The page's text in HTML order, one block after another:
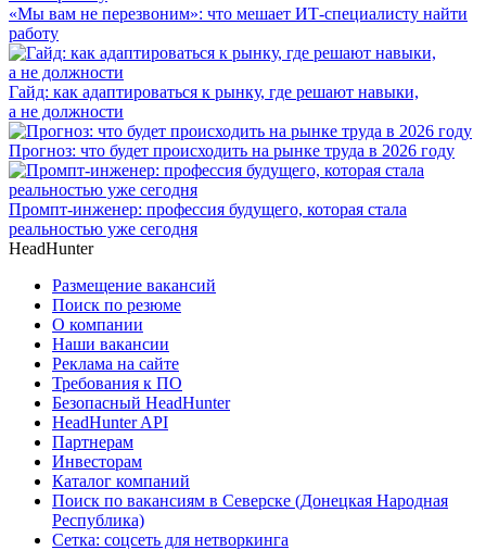
«Мы вам не перезвоним»: что мешает ИТ-специалисту найти
работу
Гайд: как адаптироваться к рынку, где решают навыки,
а не должности
Прогноз: что будет происходить на рынке труда в 2026 году
Промпт-инженер: профессия будущего, которая стала
реальностью уже сегодня
HeadHunter
Размещение вакансий
Поиск по резюме
О компании
Наши вакансии
Реклама на сайте
Требования к ПО
Безопасный HeadHunter
HeadHunter API
Партнерам
Инвесторам
Каталог компаний
Поиск по вакансиям в Северске (Донецкая Народная
Республика)
Сетка: соцсеть для нетворкинга